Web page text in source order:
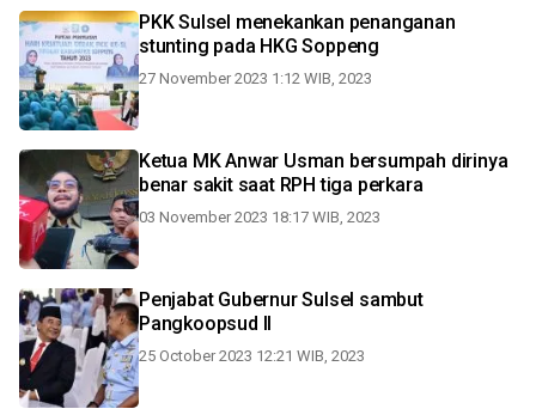
PKK Sulsel menekankan penanganan
stunting pada HKG Soppeng
27 November 2023 1:12 WIB, 2023
Ketua MK Anwar Usman bersumpah dirinya
benar sakit saat RPH tiga perkara
03 November 2023 18:17 WIB, 2023
Penjabat Gubernur Sulsel sambut
Pangkoopsud II
25 October 2023 12:21 WIB, 2023